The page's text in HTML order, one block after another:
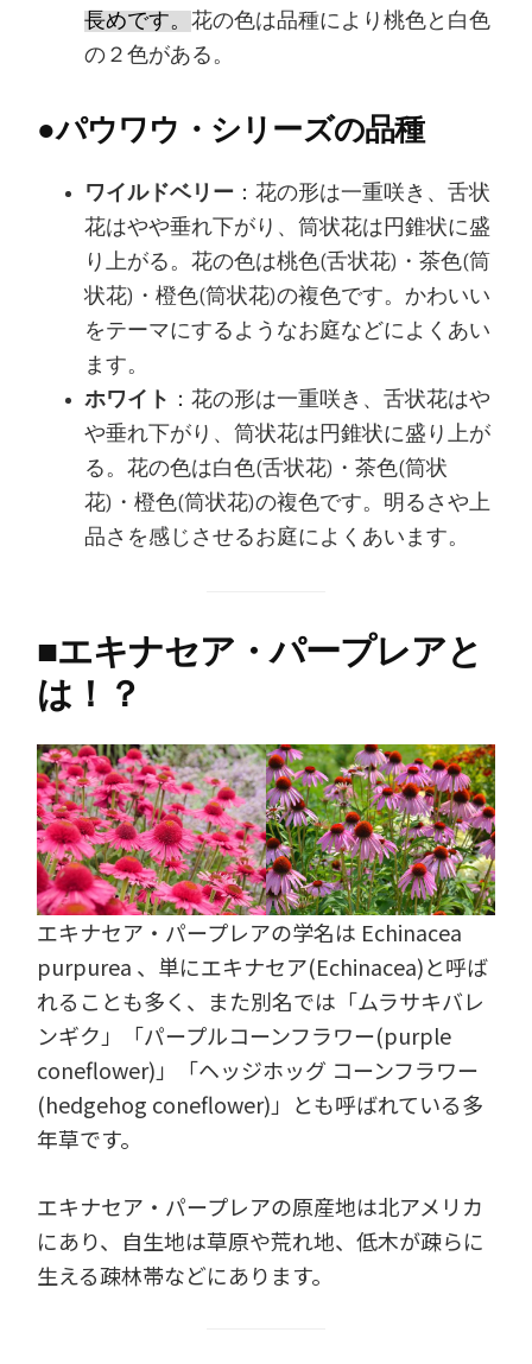
長めです。花の色は品種により桃色と白色
の２色がある。
●パウワウ・シリーズの品種
ワイルドベリー ：花の形は一重咲き、舌状
花はやや垂れ下がり、筒状花は円錐状に盛
り上がる。花の色は桃色(舌状花)・茶色(筒
状花)・橙色(筒状花)の複色です。かわいい
をテーマにするようなお庭などによくあい
ます。
ホワイト
：花の形は一重咲き、舌状花はや
や垂れ下がり、筒状花は円錐状に盛り上が
る。花の色は白色(舌状花)・茶色(筒状
花)・橙色(筒状花)の複色です。明るさや上
品さを感じさせるお庭によくあいます。
■エキナセア・パープレアと
は！？
エキナセア・パープレアの学名は Echinacea
purpurea 、単にエキナセア(Echinacea)と呼ば
れることも多く、また別名では「ムラサキバレ
ンギク」「パープルコーンフラワー(purple
coneflower)」「ヘッジホッグ コーンフラワー
(hedgehog coneflower)」とも呼ばれている多
年草です。
エキナセア・パープレアの原産地は北アメリカ
にあり、自生地は草原や荒れ地、低木が疎らに
生える疎林帯などにあります。